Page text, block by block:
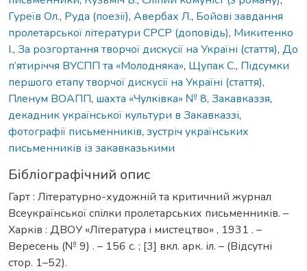
Гуреїв Ол., Руда (поезії), Авербах Л., Бойові завдання
пролетарської літератури СРСР (доповідь), Микитенко
І., За розгортання творчої дискусії на Україні (стаття), До
п’ятиріччя ВУСПП та «Молодняка», Щупак С., Підсумки
першого етапу творчої дискусії на Україні (стаття),
Пленум ВОАПП, шахта «Чулківка» № 8, Закавказзя,
декадник української культури в Закавказзі,
фотографії письменників, зустріч українських
письменників із закавказькими
Бібліографічний опис
Гарт : Літературно-художній та критичний журнал
Всеукраїнської спілки пролетарських письменників. –
Харків : ДВОУ «Література і мистецтво» , 1931 . –
Вересень (№ 9) . – 156 с. ; [3] вкл. арк. іл. – (Відсутні
стор. 1–52).